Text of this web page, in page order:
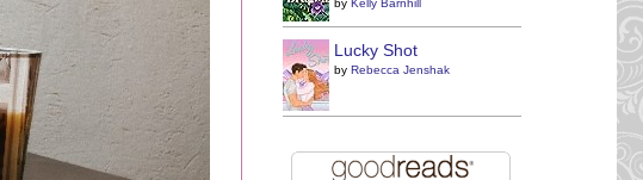
by Kelly Barnhill
Lucky Shot
by Rebecca Jenshak